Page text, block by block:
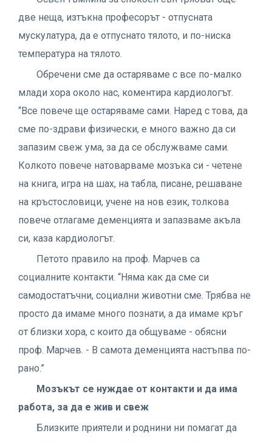
две неща, изтъкна професорът - отпусната
мускулатура, да е отпуснато тялото, и по-ниска
температура на тялото.
Обречени сме да остаряваме с все по-малко
млади хора около нас, коментира кардиологът.
“Все повече ще остаряваме сами. Наред с това, да
сме по-здрави физически, е много важно да си
запазим свеж ума, за да се обслужваме сами.
Колкото повече натоварваме мозъка си - четене
на книга, игра на шах, на табла, писане, решаване
на кръстословици, учене на нов език, толкова
повече отлагаме деменцията и запазваме акъла
си, каза кардиологът.
Петото правило на проф. Марчев са
социалните контакти. “Няма как да сме си
самодостатъчни, социални животни сме. Трябва не
просто да имаме много познати, а да имаме кръг
от близки хора, с които да общуваме - обясни
проф. Марчев. - В самота деменцията настъпва по-
рано.”
Мозъкът се нуждае от контакти и да има
работа, за да е жив и свеж
Близките приятели и роднини ни помагат да